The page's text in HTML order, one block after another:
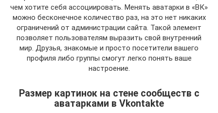
чем хотите себя ассоциировать. Менять аватарки в «ВК»
можно бесконечное количество раз, на это нет никаких
ограничений от администрации сайта. Такой элемент
позволяет пользователям выразить свой внутренний
мир. Друзья, знакомые и просто посетители вашего
профиля либо группы смогут легко понять ваше
настроение.
Размер картинок на стене сообществ с
аватарками в Vkontakte